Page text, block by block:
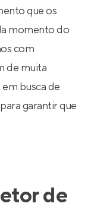
que os
momento do
com
de muita
busca de
garantir que
de